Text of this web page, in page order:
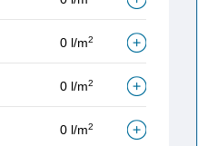
0 l/m2
0 l/m2
0 l/m2